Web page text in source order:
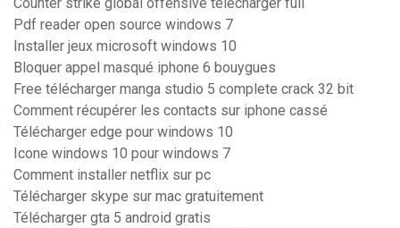
Counter strike global offensive télécharger full
Pdf reader open source windows 7
Installer jeux microsoft windows 10
Bloquer appel masqué iphone 6 bouygues
Free télécharger manga studio 5 complete crack 32 bit
Comment récupérer les contacts sur iphone cassé
Télécharger edge pour windows 10
Icone windows 10 pour windows 7
Comment installer netflix sur pc
Télécharger skype sur mac gratuitement
Télécharger gta 5 android gratis